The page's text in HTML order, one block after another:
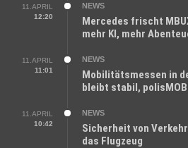
11.APRIL
12:20
NEWS
Mercedes frischt
mehr KI, mehr
11.APRIL
11:01
NEWS
Mobilitätsmessen in
bleibt stabil,
11.APRIL
10:42
NEWS
Sicherheit von
das Flugzeug